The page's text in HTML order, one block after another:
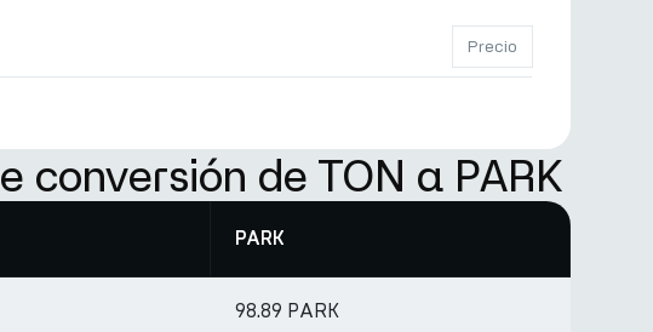
Precio
conversión de TON a PARK
PARK
98.89 PARK